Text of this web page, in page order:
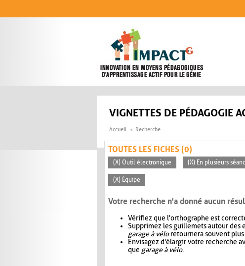
VIGNETTES DE PÉDAGOGIE
Accueil Recherche
TOUTES LES FICHES (0)
(X) Outil électronique (X) En plusieurs
(X) Équipe
Votre recherche n'a donné aucun
Vérifiez que l'orthographe est
Supprimez les guillemets autour des
garage à véloretournera souvent
Envisagez d'élargir votre recherche
que garage à vélo.